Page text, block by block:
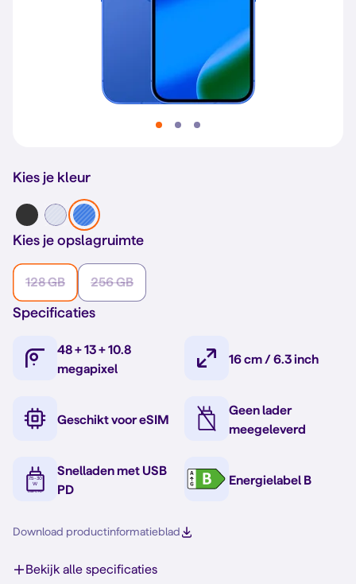
Kies je kleur
Kies je opslagruimte
128 GB 256 GB
Specificaties
48 + 13 + 10.8
megapixel
16 cm / 6.3 inch
Geschikt voor eSIM
Geen lader
meegeleverd
Snelladen met USB
PD
Energielabel B
Download productinformatieblad
Bekijk alle specificaties